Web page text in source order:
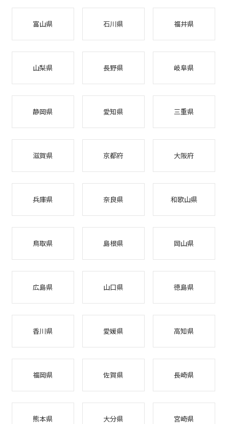
富山県 石川県 福井県
山梨県 長野県 岐阜県
静岡県 愛知県 三重県
滋賀県 京都府 大阪府
兵庫県 奈良県 和歌山県
鳥取県 島根県 岡山県
広島県 山口県 徳島県
香川県 愛媛県 高知県
福岡県 佐賀県 長崎県
熊本県 大分県 宮崎県